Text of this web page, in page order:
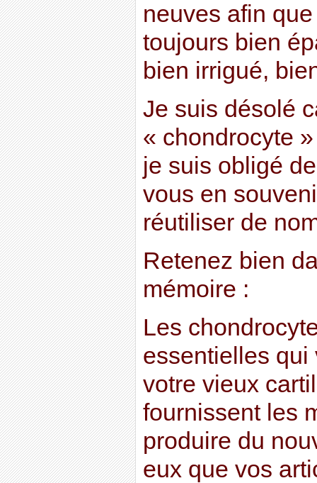
neuves afin
toujours bien
bien irrigué,
Je suis désolé
« chondrocyte
je suis obligé
vous en
réutiliser de
Retenez bien
mémoire :
Les
essentielles qui
votre vieux
fournissent les
produire du
eux que vos